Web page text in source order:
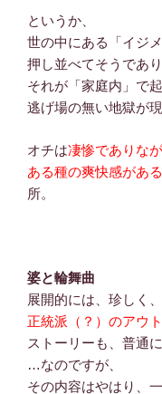
というか、
世の中にある「イジ
押し並べてそうであり
それが「家庭内」で起
逃げ場の無い地獄が
オチは凄惨でありなが
ある種の爽快感がある
所。
婆と輪舞曲
展開的には、珍しく、
正統派（？）のアウ
ストーリーも、普通
…なのですが、
その内容はやはり、